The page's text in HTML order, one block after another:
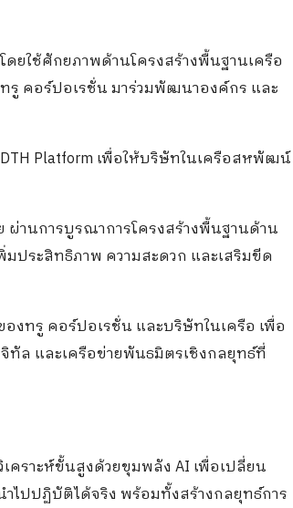
ยใช้ศักยภาพด้านโครงสร้างพื้นฐานเครือ
รู คอร์ปอเรชั่น มาร่วมพัฒนาองค์กร และ
Platform เพื่อให้บริษัทในเครือสหพัฒน์
านการบูรณาการโครงสร้างพื้นฐานด้าน
มประสิทธิภาพ ความสะดวก และเสริมขีด
งทรู คอร์ปอเรชั่น และบริษัทในเครือ เพื่อ
ล และเครือข่ายพันธมิตรเชิงกลยุทธ์ที่
คราะห์ขั้นสูงด้วยขุมพลัง AI เพื่อเปลี่ยน
ปปฏิบัติได้จริง พร้อมทั้งสร้างกลยุทธ์การ